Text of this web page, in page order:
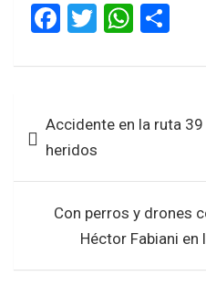
F
ce
o
o
k
T
tt
W
at
A
p
ar
de Accidente en la ruta
heridos
Con perros y drones
Héctor Fabiani en